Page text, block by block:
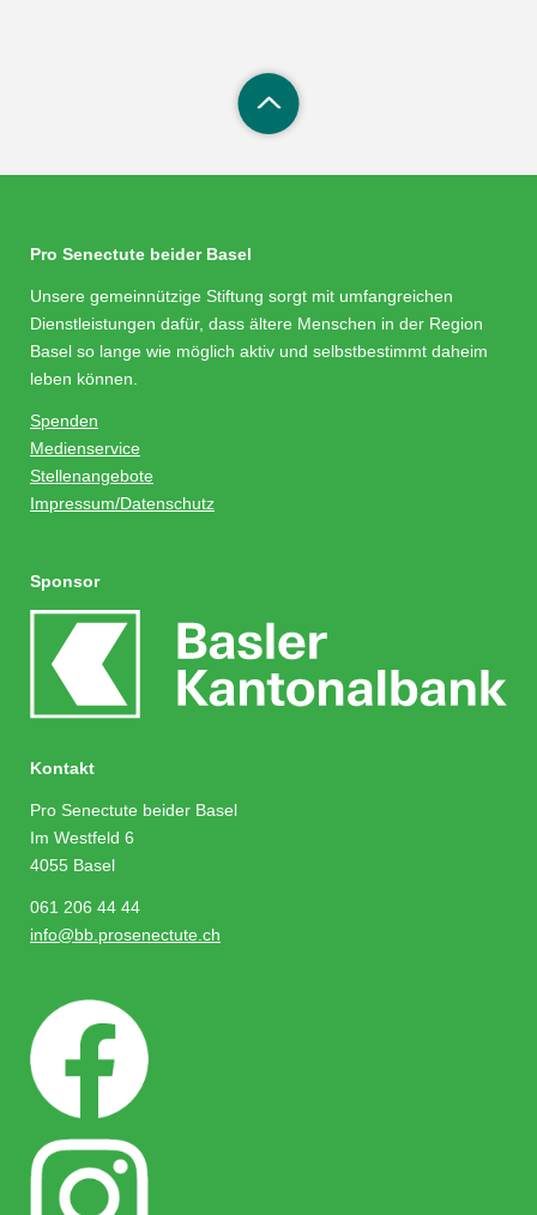
Pro Senectute beider Basel
Unsere gemeinnützige Stiftung sorgt mit umfangreichen
Dienstleistungen dafür, dass ältere Menschen in der Region
Basel so lange wie möglich aktiv und selbstbestimmt daheim
leben können.
Spenden
Medienservice
Stellenangebote
Impressum/Datenschutz
Sponsor
Kontakt
Pro Senectute beider Basel
Im Westfeld 6
4055 Basel
061 206 44 44
info@bb.prosenectute.ch